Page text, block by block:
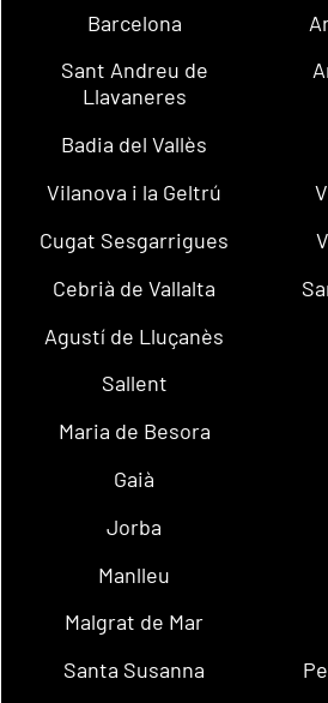
Barcelona
Sant Andreu de
Llavaneres
Badia del Vallès
Vilanova i la Geltrú
Cugat Sesgarrigues
Cebrià de Vallalta
Agustí de Lluçanès
Sallent
Maria de Besora
Gaià
Jorba
Manlleu
Malgrat de Mar
Santa Susanna